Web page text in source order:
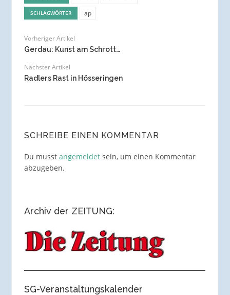
SCHLAGWÖRTER ap
Vorheriger Artikel
Gerdau: Kunst am Schrott…
Nächster Artikel
Radlers Rast in Hösseringen
SCHREIBE EINEN KOMMENTAR
Du musst angemeldetsein, um einen Kommentar
abzugeben.
Archiv der ZEITUNG:
SG-Veranstaltungskalender